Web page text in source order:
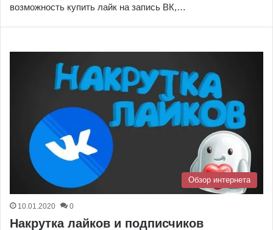
возможность купить лайк на запись ВК,…
Обзор интернета
10.01.2020 0
Накрутка лайков и подписчиков